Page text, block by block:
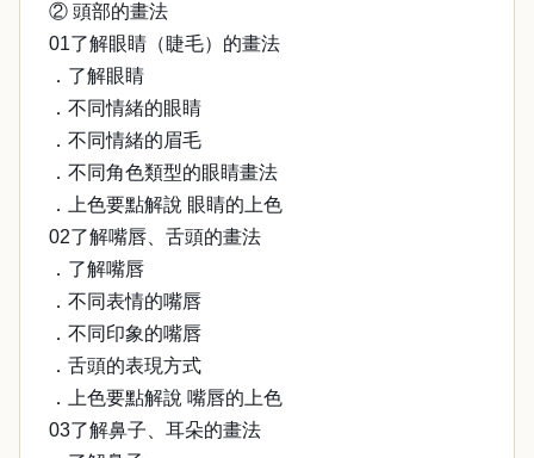
② 頭部的畫法
01了解眼睛（睫毛）的畫法
．了解眼睛
．不同情緒的眼睛
．不同情緒的眉毛
．不同角色類型的眼睛畫法
．上色要點解說 眼睛的上色
02了解嘴唇、舌頭的畫法
．了解嘴唇
．不同表情的嘴唇
．不同印象的嘴唇
．舌頭的表現方式
．上色要點解說 嘴唇的上色
03了解鼻子、耳朵的畫法